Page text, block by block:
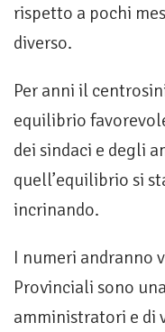
rispetto a pochi
diverso.
Per anni il
equilibrio
dei sindaci e degli
quell’equilibrio si
incrinando.
I numeri andranno
Provinciali sono
amministratori e di